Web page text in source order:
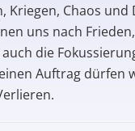
Kriegen, Chaos
uns nach
die
Auftrag dürfen